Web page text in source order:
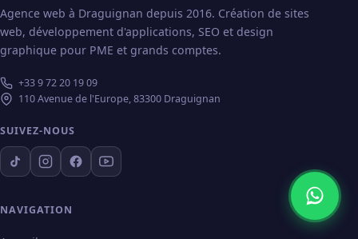
Agence web à Draguignan depuis 2016. Création de sites
web, développement d'applications, SEO et design
graphique pour PME et grands comptes.
+33 9 72 20 19 09
110 Avenue de l'Europe, 83300 Draguignan
SUIVEZ-NOUS
NAVIGATION